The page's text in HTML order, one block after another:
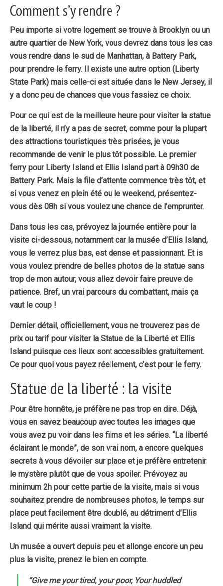
Comment s’y rendre ?
Peu importe si votre logement se trouve à Brooklyn ou un
autre quartier de New York, vous devrez dans tous les cas
vous rendre dans le sud de Manhattan, à Battery Park,
pour prendre le ferry. Il existe une autre option (Liberty
State Park) mais celle-ci est située dans le New Jersey, il
y a donc peu de chances que vous fassiez ce choix.
Pour ce qui est de la meilleure heure pour visiter la statue
de la liberté, il n’y a pas de secret, comme pour la plupart
des attractions touristiques très prisées, je vous
recommande de venir le plus tôt possible. Le premier
ferry pour Liberty Island et Ellis Island part à 09h30 de
Battery Park. Mais la file d’attente commence très tôt, et
si vous venez en plein été ou le weekend, présentez-
vous dès 08h si vous voulez une chance de l’emprunter.
Dans tous les cas, prévoyez la journée entière pour la
visite ci-dessous, notamment car la musée d’Ellis Island,
vous le verrez plus bas, est dense et passionnant. Et is
vous voulez prendre de belles photos de la statue sans
trop de mon autour, vous allez devoir faire preuve de
patience. Bref, un vrai parcours du combattant, mais ça
vaut le coup !
Dernier détail, officiellement, vous ne trouverez pas de
prix ou tarif pour visiter la Statue de la Liberté et Ellis
Island puisque ces lieux sont accessibles gratuitement.
Ce pour quoi vous payez réellement, c’est pour le ferry.
Statue de la liberté : la visite
Pour être honnête, je préfère ne pas trop en dire. Déjà,
vous en savez beaucoup avec toutes les images que
vous avez pu voir dans les films et les séries. “La liberté
éclairant le monde”, de son vrai nom, a encore quelques
secrets à vous dévoiler sur place et je préfère entretenir
le mystère plutôt que de vous spoiler. Prévoyez au
minimum 2h pour cette partie de la visite, mais si vous
souhaitez prendre de nombreuses photos, le temps sur
place peut facilement être doublé, au détriment d’Ellis
Island qui mérite aussi vraiment la visite.
Un musée a ouvert depuis peu et allonge encore un peu
plus la visite, prenez le bien en compte.
“Give me your tired, your poor, Your huddled